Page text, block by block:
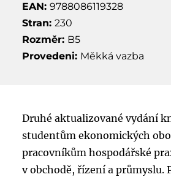
EAN: 9788086119328
Stran: 230
Rozměr: B5
Provedeni: Měkká vazba
Druhé aktualizované vydání
studentům ekonomických
pracovníkům hospodářské
v obchodě, řízení a průmyslu.